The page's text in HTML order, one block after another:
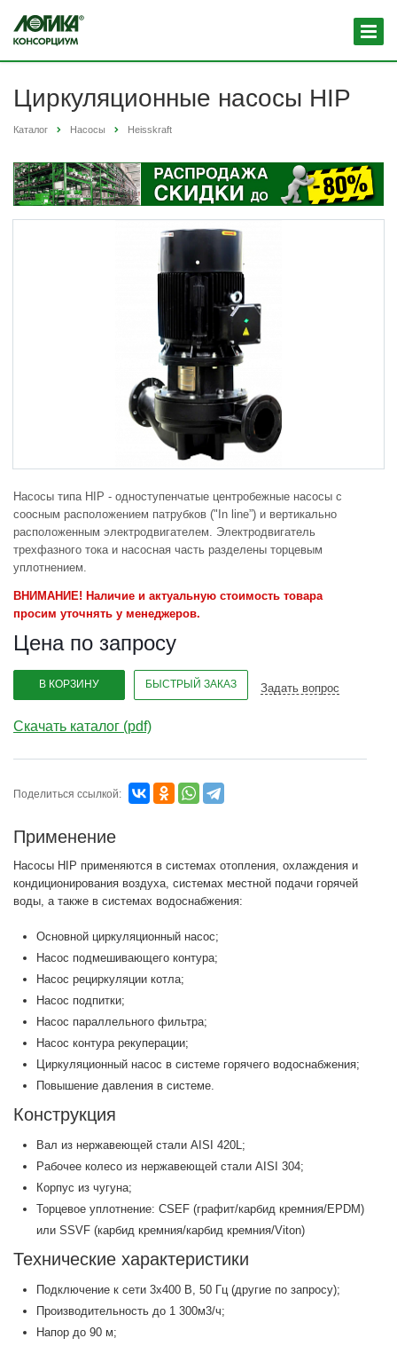
Циркуляционные насосы HIP
Каталог Насосы Heisskraft
Насосы типа HIP - одноступенчатые центробежные насосы с
соосным расположением патрубков ("In line”) и вертикально
расположенным электродвигателем. Электродвигатель
трехфазного тока и насосная часть разделены торцевым
уплотнением.
ВНИМАНИЕ! Наличие и актуальную стоимость товара
просим уточнять у менеджеров.
Цена по запросу
В КОРЗИНУ БЫСТРЫЙ ЗАКАЗ Задать вопрос
Скачать каталог (pdf)
Поделиться ссылкой:
Применение
Насосы HIP применяются в системах отопления, охлаждения и
кондиционирования воздуха, системах местной подачи горячей
воды, а также в системах водоснабжения:
Основной циркуляционный насос;
Насос подмешивающего контура;
Насос рециркуляции котла;
Насос подпитки;
Насос параллельного фильтра;
Насос контура рекуперации;
Циркуляционный насос в системе горячего водоснабжения;
Повышение давления в системе.
Конструкция
Вал из нержавеющей стали AISI 420L;
Рабочее колесо из нержавеющей стали AISI 304;
Корпус из чугуна;
Торцевое уплотнение: CSEF (графит/карбид кремния/EPDM)
или SSVF (карбид кремния/карбид кремния/Viton)
Технические характеристики
Подключение к сети 3х400 В, 50 Гц (другие по запросу);
Производительность до 1 300м3/ч;
Напор до 90 м;